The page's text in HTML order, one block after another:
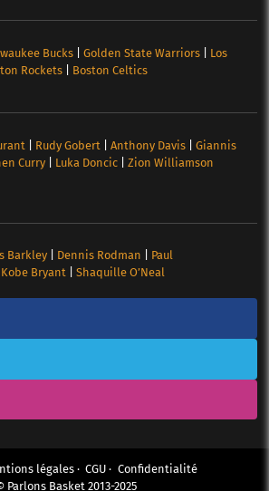
Bucks| Golden State Warriors| Los
Rockets| Boston Celtics
Rudy Gobert Anthony Davis| Giannis
Curry| Luka Doncic| Zion Williamson
Barkley| Dennis Rodman
Paul
Kobe Bryant| Shaquille O’Neal
légales CGU
Confidentialité
Parlons Basket 2013-2025